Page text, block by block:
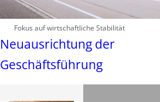
Fokus auf wirtschaftliche Stabilität
Neuausrichtung der
Geschäftsführung